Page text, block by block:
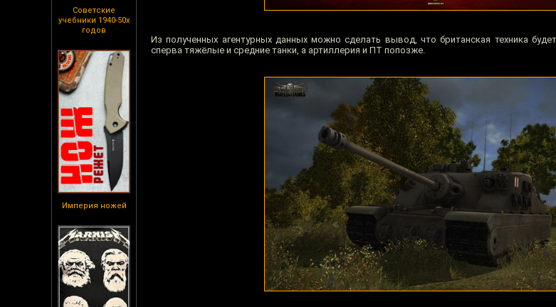
Советские
учебники 1940-50х
годов
Империя ножей
Из полученных агентурных данных можно сделать вывод, что британская техника
сперва тяжёлые и средние танки, а артиллерия и ПТ попозже.